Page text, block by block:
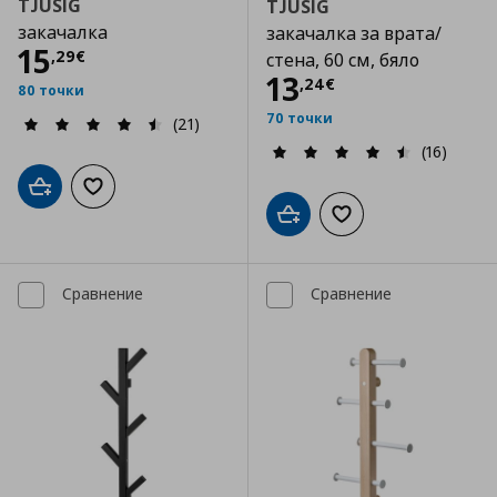
TJUSIG
закачалка
15,29€
Цена
80 точки
(21)
Добави в кошницата
Добави към списъка с любими
TJUSIG
закачалка за врата/
стена, 60 см, бяло
13,24€
Цена
70 точки
(16)
Добави в кошницата
Добави към
Сравнение Сравнение